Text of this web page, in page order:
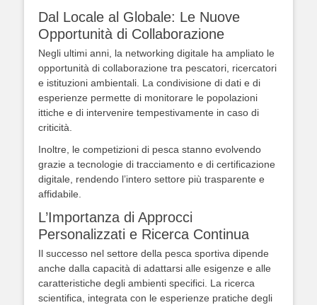
Dal Locale al Globale: Le Nuove
Opportunità di Collaborazione
Negli ultimi anni, la networking digitale ha ampliato le
opportunità di collaborazione tra pescatori, ricercatori
e istituzioni ambientali. La condivisione di dati e di
esperienze permette di monitorare le popolazioni
ittiche e di intervenire tempestivamente in caso di
criticità.
Inoltre, le competizioni di pesca stanno evolvendo
grazie a tecnologie di tracciamento e di certificazione
digitale, rendendo l’intero settore più trasparente e
affidabile.
L’Importanza di Approcci
Personalizzati e Ricerca Continua
Il successo nel settore della pesca sportiva dipende
anche dalla capacità di adattarsi alle esigenze e alle
caratteristiche degli ambienti specifici. La ricerca
scientifica, integrata con le esperienze pratiche degli